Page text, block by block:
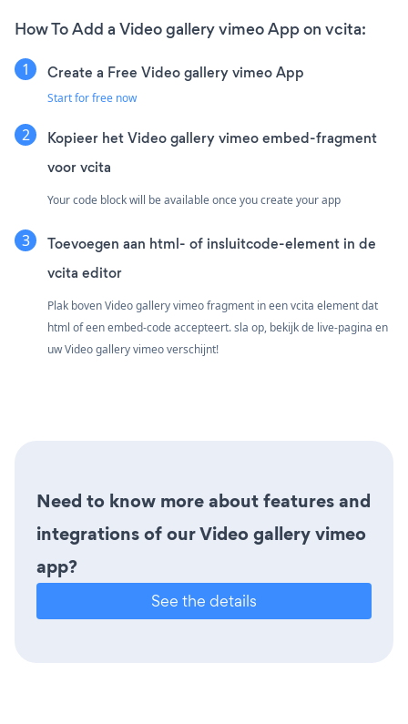
How To Add a Video gallery vimeo App on vcita:
Create a Free Video gallery vimeo App
Start for free now
Kopieer het Video gallery vimeo embed-fragment
voor vcita
Your code block will be available once you create your app
Toevoegen aan html- of insluitcode-element in de
vcita editor
Plak boven Video gallery vimeo fragment in een vcita element dat
html of een embed-code accepteert. sla op, bekijk de live-pagina en
uw Video gallery vimeo verschijnt!
Need to know more about features and
integrations of our Video gallery vimeo
app?
See the details